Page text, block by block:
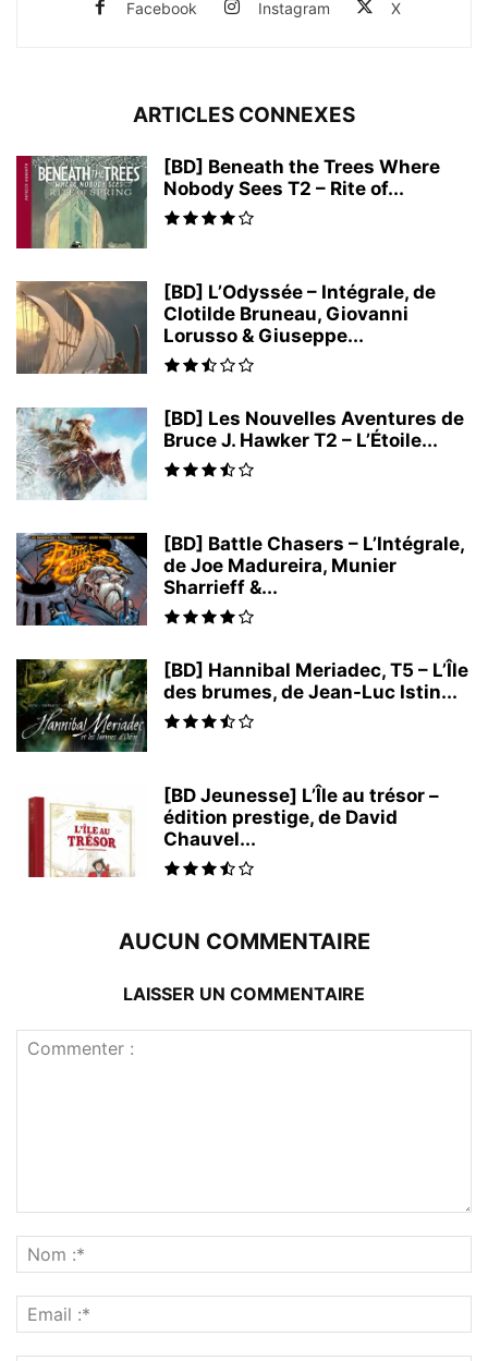
Facebook Instagram X
ARTICLES CONNEXES
[BD] Beneath the Trees Where
Nobody Sees T2 – Rite of...
[BD] L’Odyssée – Intégrale, de
Clotilde Bruneau, Giovanni
Lorusso & Giuseppe...
[BD] Les Nouvelles Aventures de
Bruce J. Hawker T2 – L’Étoile...
[BD] Battle Chasers – L’Intégrale,
de Joe Madureira, Munier
Sharrieff &...
[BD] Hannibal Meriadec, T5 – L’Île
des brumes, de Jean-Luc Istin...
[BD Jeunesse] L’Île au trésor –
édition prestige, de David
Chauvel...
AUCUN COMMENTAIRE
LAISSER UN COMMENTAIRE